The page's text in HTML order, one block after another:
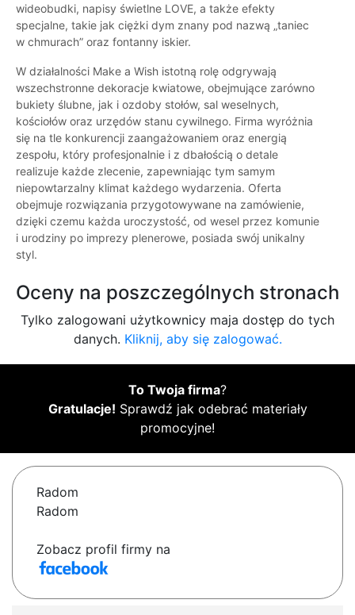
wideobudki, napisy świetlne LOVE, a także efekty
specjalne, takie jak ciężki dym znany pod nazwą „taniec
w chmurach” oraz fontanny iskier.
W działalności Make a Wish istotną rolę odgrywają
wszechstronne dekoracje kwiatowe, obejmujące zarówno
bukiety ślubne, jak i ozdoby stołów, sal weselnych,
kościołów oraz urzędów stanu cywilnego. Firma wyróżnia
się na tle konkurencji zaangażowaniem oraz energią
zespołu, który profesjonalnie i z dbałością o detale
realizuje każde zlecenie, zapewniając tym samym
niepowtarzalny klimat każdego wydarzenia. Oferta
obejmuje rozwiązania przygotowywane na zamówienie,
dzięki czemu każda uroczystość, od wesel przez komunie
i urodziny po imprezy plenerowe, posiada swój unikalny
styl.
Oceny na poszczególnych stronach
Tylko zalogowani użytkownicy maja dostęp do tych
danych. Kliknij, aby się zalogować.
To Twoja firma?
Gratulacje! Sprawdź jak odebrać materiały
promocyjne!
Radom
Radom
Zobacz profil firmy na